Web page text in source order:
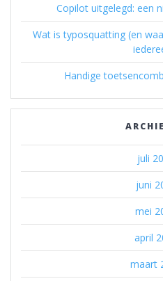
Copilot uitgelegd: een
Wat is typosquatting (en
Handige
juli
juni
mei
april
maart